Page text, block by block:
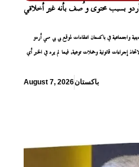
بسبب محتوى وُصف بأنه غير أخلاقي
في باكستان انتقادات لموقع بي بي سي أردو
إجراءات قانونية وحملات توعية، فيما لم يرد في الخبر أي
August 7, 2026باكستان